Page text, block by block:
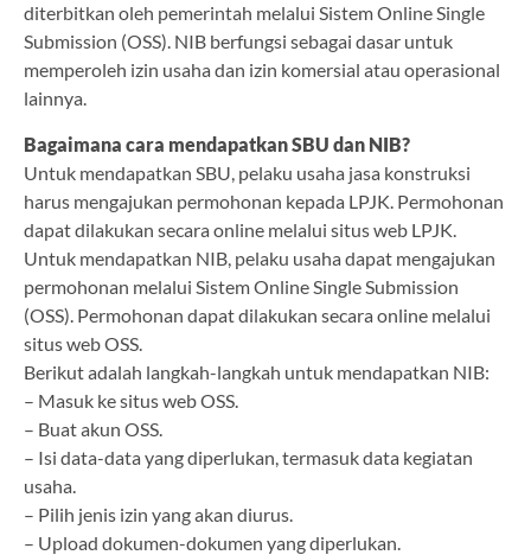
diterbitkan oleh pemerintah melalui Sistem Online Single
Submission (OSS). NIB berfungsi sebagai dasar untuk
memperoleh izin usaha dan izin komersial atau operasional
lainnya.
Bagaimana cara mendapatkan SBU dan NIB?
Untuk mendapatkan SBU, pelaku usaha jasa konstruksi
harus mengajukan permohonan kepada LPJK. Permohonan
dapat dilakukan secara online melalui situs web LPJK.
Untuk mendapatkan NIB, pelaku usaha dapat mengajukan
permohonan melalui Sistem Online Single Submission
(OSS). Permohonan dapat dilakukan secara online melalui
situs web OSS.
Berikut adalah langkah-langkah untuk mendapatkan NIB:
– Masuk ke situs web OSS.
– Buat akun OSS.
– Isi data-data yang diperlukan, termasuk data kegiatan
usaha.
– Pilih jenis izin yang akan diurus.
– Upload dokumen-dokumen yang diperlukan.